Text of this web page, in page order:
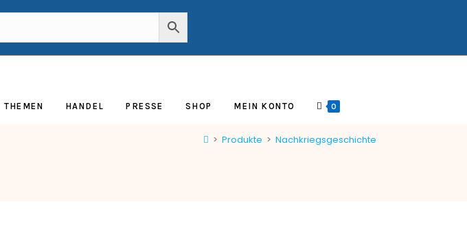
THEMEN HANDEL PRESSE SHOP MEIN KONTO 0
> Produkte > Nachkriegsgeschichte